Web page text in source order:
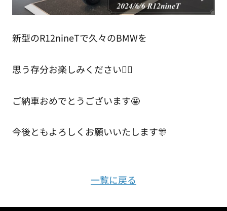
新型のR12nineTで久々のBMWを
思う存分お楽しみください✌🏻
ご納車おめでとうございます🤩
今後ともよろしくお願いいたします🎊
一覧に戻る